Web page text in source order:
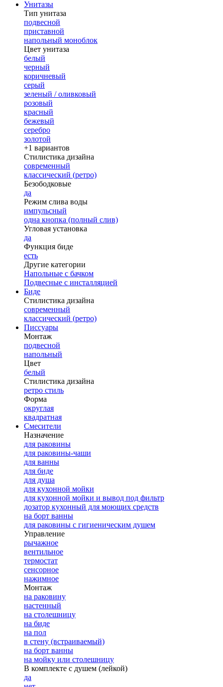
Унитазы
Тип унитаза
подвесной
приставной
напольный моноблок
Цвет унитаза
белый
черный
коричневый
серый
зеленый / оливковый
розовый
красный
бежевый
серебро
золотой
+1 вариантов
Стилистика дизайна
современный
классический (ретро)
Безободковые
да
Режим слива воды
импульсный
одна кнопка (полный слив)
Угловая установка
да
Функция биде
есть
Другие категории
Напольные с бачком
Подвесные с инсталляцией
Биде
Стилистика дизайна
современный
классический (ретро)
Писсуары
Монтаж
подвесной
напольный
Цвет
белый
Стилистика дизайна
ретро стиль
Форма
округлая
квадратная
Смесители
Назначение
для раковины
для раковины-чаши
для ванны
для биде
для душа
для кухонной мойки
для кухонной мойки и вывод под фильтр
дозатор кухонный для моющих средств
на борт ванны
для раковины с гигиеническим душем
Управление
рычажное
вентильное
термостат
сенсорное
нажимное
Монтаж
на раковину
настенный
на столешницу
на биде
на пол
в стену (встраиваемый)
на борт ванны
на мойку или столешницу
В комплекте с душем (лейкой)
да